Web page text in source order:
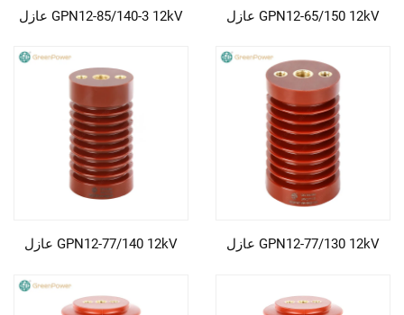
GPN12-65/150 12kV عازل GPN12-85/140-3 12kV عازل
GPN12-77/130 12kV عازل GPN12-77/140 12kV عازل